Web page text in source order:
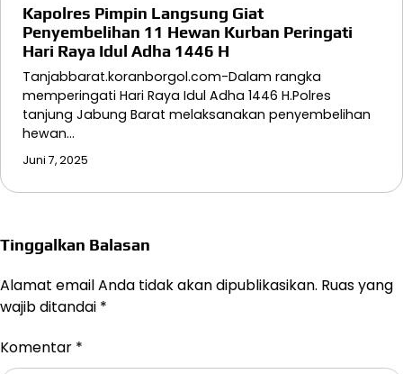
Kapolres Pimpin Langsung Giat
Penyembelihan 11 Hewan Kurban Peringati
Hari Raya Idul Adha 1446 H
Tanjabbarat.koranborgol.com-Dalam rangka
memperingati Hari Raya Idul Adha 1446 H.Polres
tanjung Jabung Barat melaksanakan penyembelihan
hewan…
Juni 7, 2025
Tinggalkan Balasan
Alamat email Anda tidak akan dipublikasikan. Ruas yang
wajib ditandai *
Komentar *